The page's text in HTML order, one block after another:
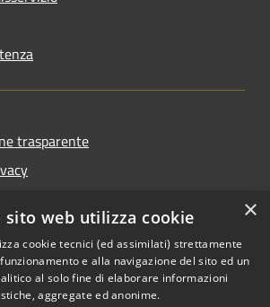
trasparente
accessibilità
×
sito web utilizza cookie
cookie tecnici (ed assimilati) strettamente
e alla navigazione del sito ed un
al solo fine di elaborare informazioni
aggregate ed anonime.